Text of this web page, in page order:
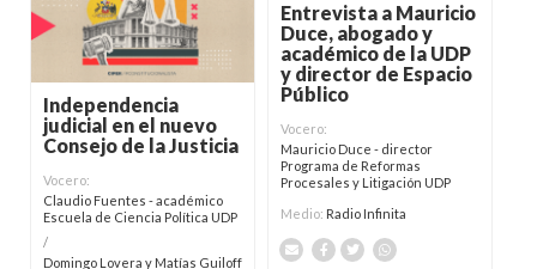
Entrevista a Mauricio
Duce, abogado y
académico de la UDP
y director de Espacio
Público
Vocero:
Mauricio Duce - director
Programa de Reformas
Procesales y Litigación UDP
Medio: Radio Infinita
Independencia
judicial en el nuevo
Consejo de la Justicia
Vocero:
Claudio Fuentes - académico
Escuela de Ciencia Política UDP
/
Domingo Lovera y Matías Guiloff